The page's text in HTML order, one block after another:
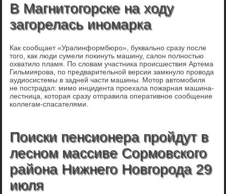
В Магнитогорске на ходу
загорелась иномарка
Как сообщает «Уралинформбюро», буквально сразу после
того, как люди сумели покинуть машину, салон полностью
охватило пламя. По словам участника происшествия Артема
Гильмиярова, по предварительной версии замкнуло провода
аудиосистемы в задней части машины. Мотор автомобиля
не пострадал: мимо инцидента проехала пожарная машина-
лестница, которая сразу отправила оперативное сообщение
коллегам-спасателями.
Поиски пенсионера пройдут в
лесном массиве Сормовского
района Нижнего Новгорода 29
июля